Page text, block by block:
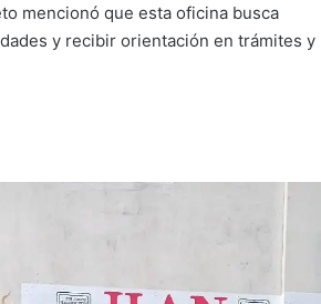
mencionó que esta oficina busca
y recibir orientación en trámites y